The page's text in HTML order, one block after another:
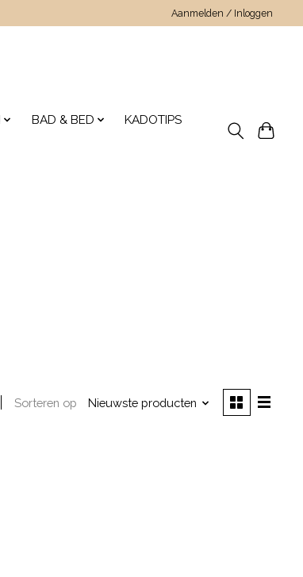
Aanmelden / Inloggen
BAD & BED
KADOTIPS
Sorteren op Nieuwste producten